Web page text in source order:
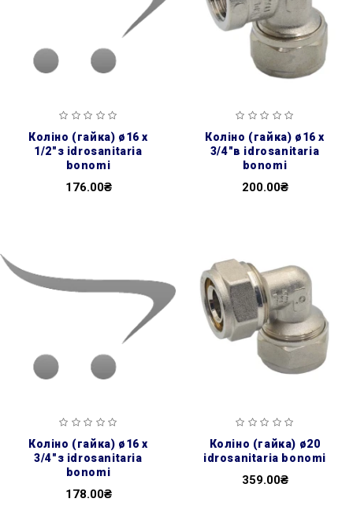
коліно (гайка) ø16 х
1/2″з idrosanitaria
bonomi
176.00₴
коліно (гайка) ø16 х
3/4″в idrosanitaria
bonomi
200.00₴
коліно (гайка) ø16 х
3/4″з idrosanitaria
bonomi
178.00₴
коліно (гайка) ø20
idrosanitaria bonomi
359.00₴